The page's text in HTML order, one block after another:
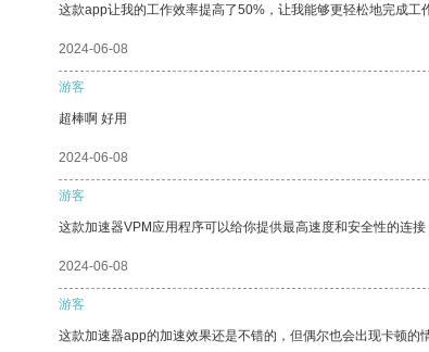
这款app让我的工作效率提高了50%，让我能够更轻松地完成工
2024-06-08
游客
超棒啊 好用
2024-06-08
游客
这款加速器VPM应用程序可以给你提供最高速度和安全性的连接
2024-06-08
游客
这款加速器app的加速效果还是不错的，但偶尔也会出现卡顿的